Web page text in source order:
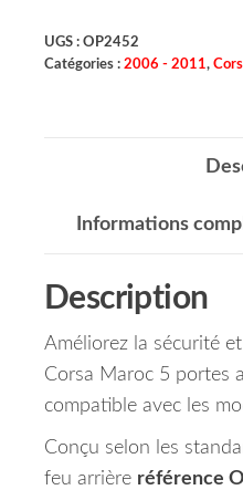
UGS : OP2452
Catégories : 2006 - 2011,
Informations
Description
Améliorez la sécurité
Corsa Maroc 5 portes
compatible avec les
Conçu selon les
feu arrière référence